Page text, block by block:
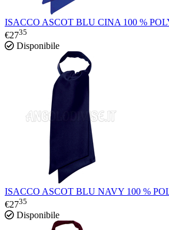
ISACCO ASCOT BLU CINA 100 %
€2735
Disponibile
ISACCO ASCOT BLU NAVY 100 %
€2735
Disponibile